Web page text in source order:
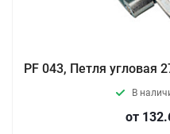
PF 043, Петля угловая
В
от